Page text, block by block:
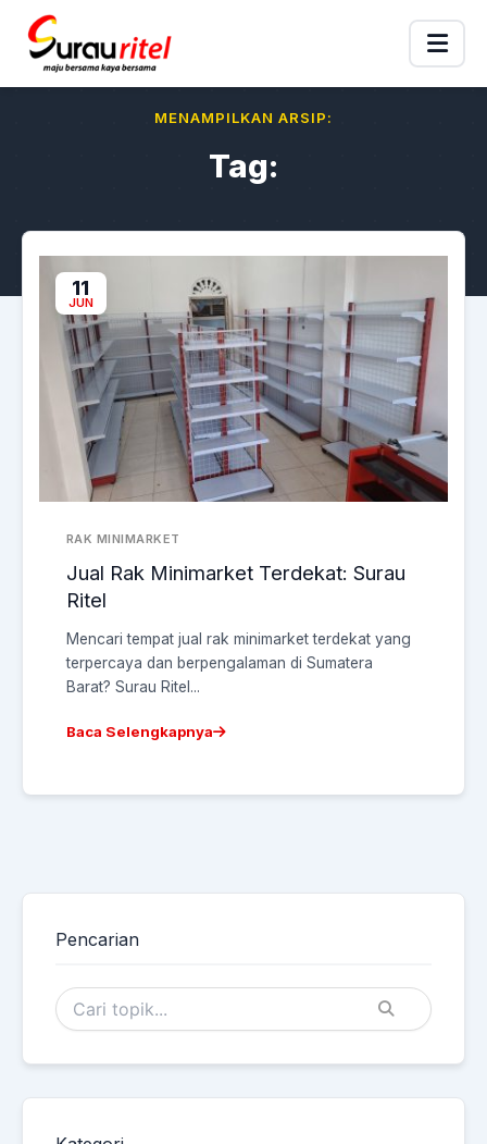
MENAMPILKAN ARSIP:
Tag:
11
JUN
RAK MINIMARKET
Jual Rak Minimarket Terdekat: Surau
Ritel
Mencari tempat jual rak minimarket terdekat yang
terpercaya dan berpengalaman di Sumatera
Barat? Surau Ritel...
Baca Selengkapnya
Pencarian